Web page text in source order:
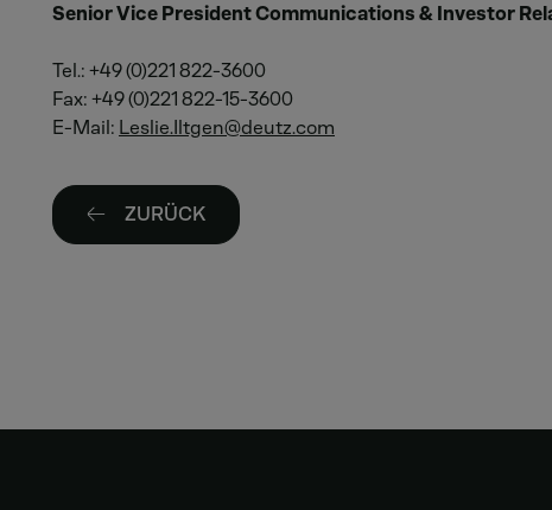
Senior Vice President Communications & Investor
Tel.: +49 (0)221 822-3600
Fax: +49 (0)221 822-15-3600
E-Mail: Leslie.Iltgen deutz com
ZURÜCK